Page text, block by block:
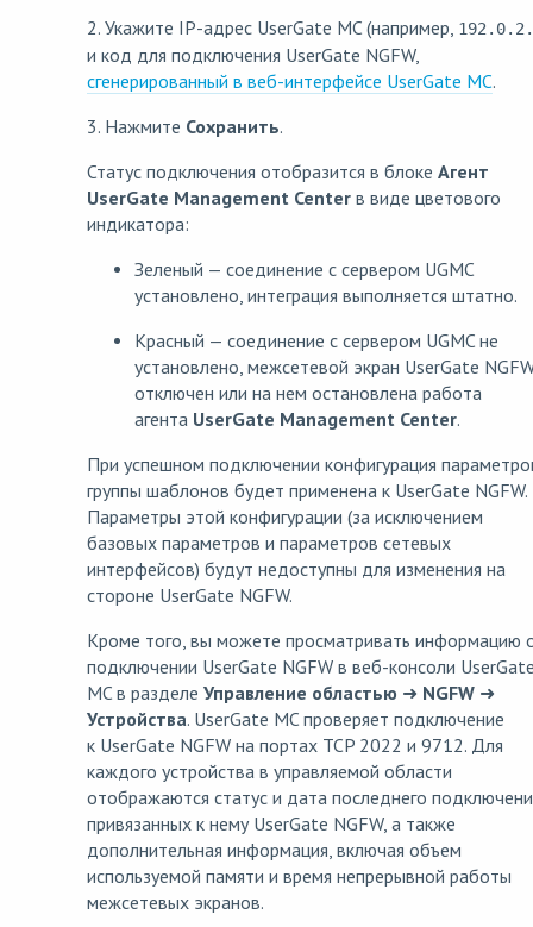
2. Укажите IP-адрес UserGate MC (например,
и код для подключения UserGate NGFW,
сгенерированный в веб-интерфейсе UserGate MC.
3. Нажмите Сохранить.
Статус подключения отобразится в блоке Агент
UserGate Management Center в виде цветового
индикатора:
Зеленый — соединение с сервером UGMC
установлено, интеграция выполняется штатно.
Красный — соединение с сервером UGMC не
установлено, межсетевой экран UserGate
отключен или на нем остановлена работа
агента UserGate Management Center.
При успешном подключении конфигурация
группы шаблонов будет применена к UserGate NGFW.
Параметры этой конфигурации (за исключением
базовых параметров и параметров сетевых
интерфейсов) будут недоступны для изменения на
стороне UserGate NGFW.
Кроме того, вы можете просматривать информацию
подключении UserGate NGFW в веб-консоли
MC в разделе Управление областью ➜ NGFW ➜
Устройства. UserGate MC проверяет подключение
к UserGate NGFW на портах TCP 2022 и 9712. Для
каждого устройства в управляемой области
отображаются статус и дата последнего
привязанных к нему UserGate NGFW, а также
дополнительная информация, включая объем
используемой памяти и время непрерывной работы
межсетевых экранов.